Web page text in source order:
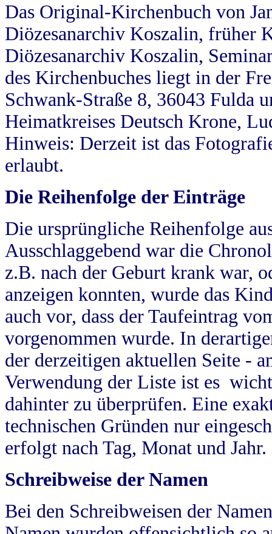
Das Original-Kirchenbuch von
Diözesanarchiv Koszalin, früher
Diözesanarchiv Koszalin,
des Kirchenbuches liegt in der
Schwank-Straße 8, 36043 Fulda
Heimatkreises Deutsch Krone,
Hinweis: Derzeit ist das
erlaubt.
Die Reihenfolge der Einträge
Die ursprüngliche Reihenfolge
Ausschlaggebend war die
z.B. nach der Geburt krank war,
anzeigen konnten, wurde das
auch vor, dass der Taufeintrag
vorgenommen wurde. In
der derzeitigen aktuellen Seite -
Verwendung der Liste ist es
dahinter zu überprüfen. Eine
technischen Gründen nur
erfolgt nach Tag, Monat und Jahr.
Schreibweise der Namen
Bei den Schreibweisen der